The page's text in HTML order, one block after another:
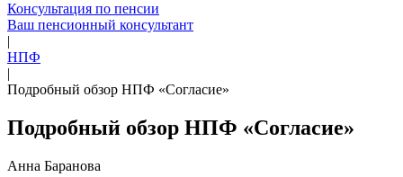
Консультация по пенсии
Ваш пенсионный консультант
|
НПФ
|
Подробный обзор НПФ «Согласие»
Подробный обзор НПФ «Согласие»
Анна Баранова